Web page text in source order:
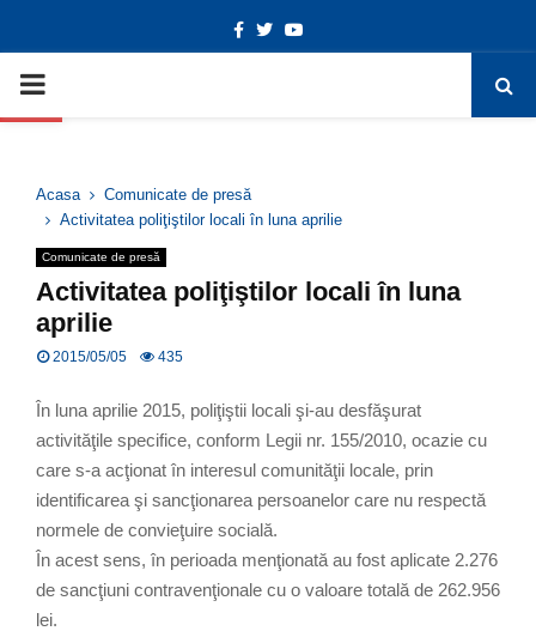
Deschide bara de unelte
Facebook
TwitterYoutube
PRIMARY
Acasa
Comunicate de presă
Activitatea poliţiştilor locali în luna aprilie
Comunicate de presă
Activitatea poliţiştilor locali în luna
aprilie
2015/05/05 435
În luna aprilie 2015, poliţiştii locali şi-au desfăşurat
activităţile specifice, conform Legii nr. 155/2010, ocazie cu
care s-a acţionat în interesul comunităţii locale, prin
identificarea şi sancţionarea persoanelor care nu respectă
normele de convieţuire socială.
În acest sens, în perioada menţionată au fost aplicate 2.276
de sancţiuni contravenţionale cu o valoare totală de 262.956
lei.